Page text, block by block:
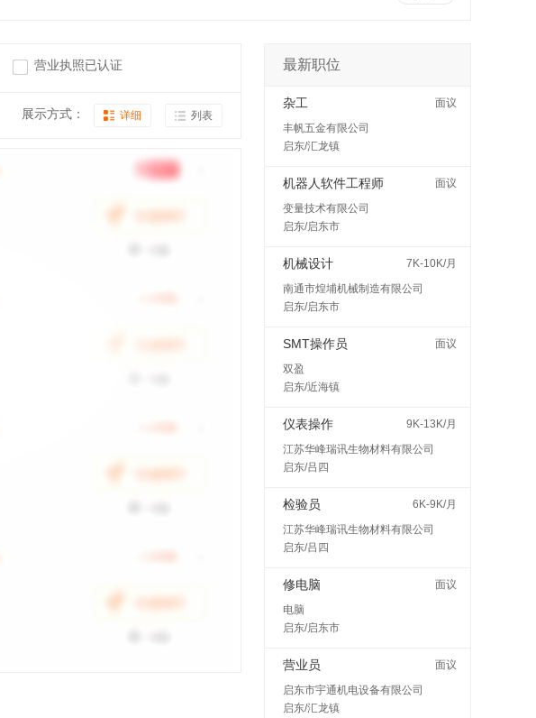
营业执照已认证
展示方式： 详细 列表
最新职位
杂工
面议
丰帆五金有限公司
启东/汇龙镇
机器人软件工程师
面议
变量技术有限公司
启东/启东市
机械设计
7K-10K/月
南通市煌埔机械制造有限公司
启东/启东市
SMT操作员
面议
双盈
启东/近海镇
仪表操作
9K-13K/月
江苏华峰瑞讯生物材料有限公司
启东/吕四
检验员
6K-9K/月
江苏华峰瑞讯生物材料有限公司
启东/吕四
修电脑
面议
电脑
启东/启东市
营业员
面议
启东市宇通机电设备有限公司
启东/汇龙镇